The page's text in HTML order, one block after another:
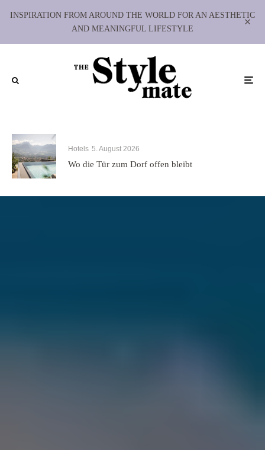
INSPIRATION FROM AROUND THE WORLD FOR AN AESTHETIC
AND MEANINGFUL LIFESTYLE
Hotels 5. August 2026
Wo die Tür zum Dorf offen bleibt